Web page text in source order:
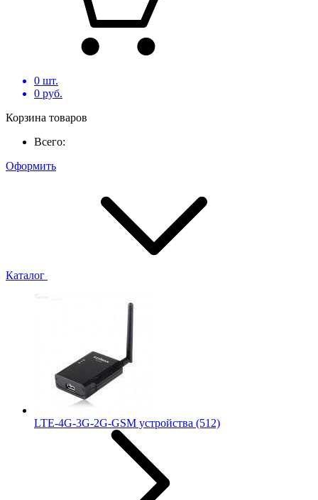
0 шт.
0 руб.
Корзина товаров
Всего:
Оформить
Каталог
LTE-4G-3G-2G-GSM устройства (512)